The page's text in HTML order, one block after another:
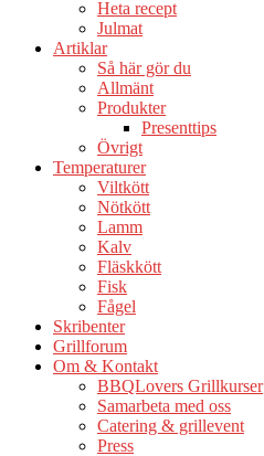
Heta recept
Julmat
Artiklar
Så här gör du
Allmänt
Produkter
Presenttips
Övrigt
Temperaturer
Viltkött
Nötkött
Lamm
Kalv
Fläskkött
Fisk
Fågel
Skribenter
Grillforum
Om & Kontakt
BBQLovers Grillkurser
Samarbeta med oss
Catering & grillevent
Press